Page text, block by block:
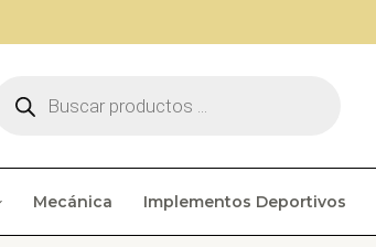
productos
Mecánica Implementos Deportivos